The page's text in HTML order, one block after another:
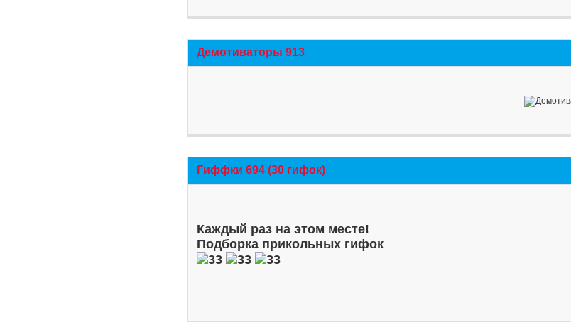
Демотиваторы 913
Гиффки 694 (30 гифок)
Каждый раз на этом месте!
Подборка прикольных гифок